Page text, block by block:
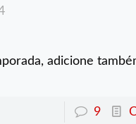
adicione
9